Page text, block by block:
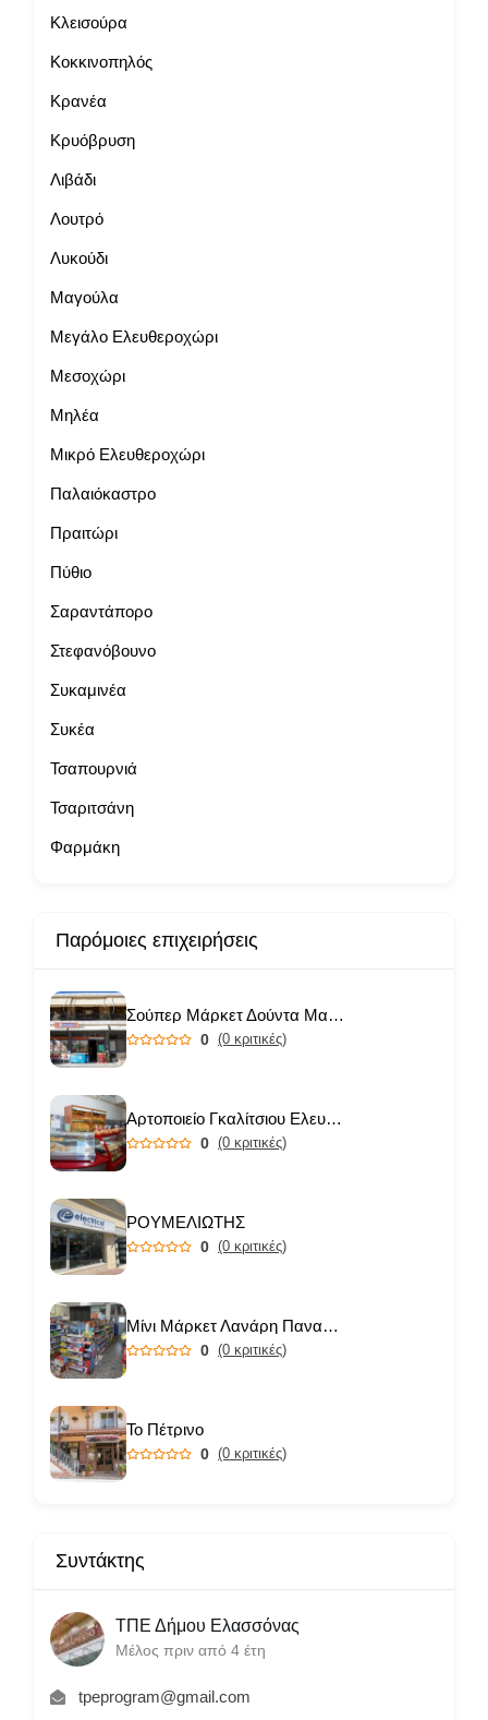
Κλεισούρα
Κοκκινοπηλός
Κρανέα
Κρυόβρυση
Λιβάδι
Λουτρό
Λυκούδι
Μαγούλα
Μεγάλο Ελευθεροχώρι
Μεσοχώρι
Μηλέα
Μικρό Ελευθεροχώρι
Παλαιόκαστρο
Πραιτώρι
Πύθιο
Σαραντάπορο
Στεφανόβουνο
Συκαμινέα
Συκέα
Τσαπουρνιά
Τσαριτσάνη
Φαρμάκη
Παρόμοιες επιχειρήσεις
Σούπερ Μάρκετ Δούντα Μαριάνθη
0 (0 κριτικές)
Αρτοποιείο Γκαλίτσιου Ελευθερία
0 (0 κριτικές)
ΡΟΥΜΕΛΙΩΤΗΣ
0 (0 κριτικές)
Μίνι Μάρκετ Λανάρη Παναγιώτα
0 (0 κριτικές)
Το Πέτρινο
0 (0 κριτικές)
Συντάκτης
ΤΠΕ Δήμου Ελασσόνας
Μέλος πριν από 4 έτη
tpeprogram@gmail.com